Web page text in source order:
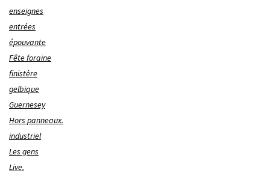
enseignes
entrées
épouvante
Fête foraine
finistère
gelbique
Guernesey
Hors panneaux.
industriel
Les gens
Live.